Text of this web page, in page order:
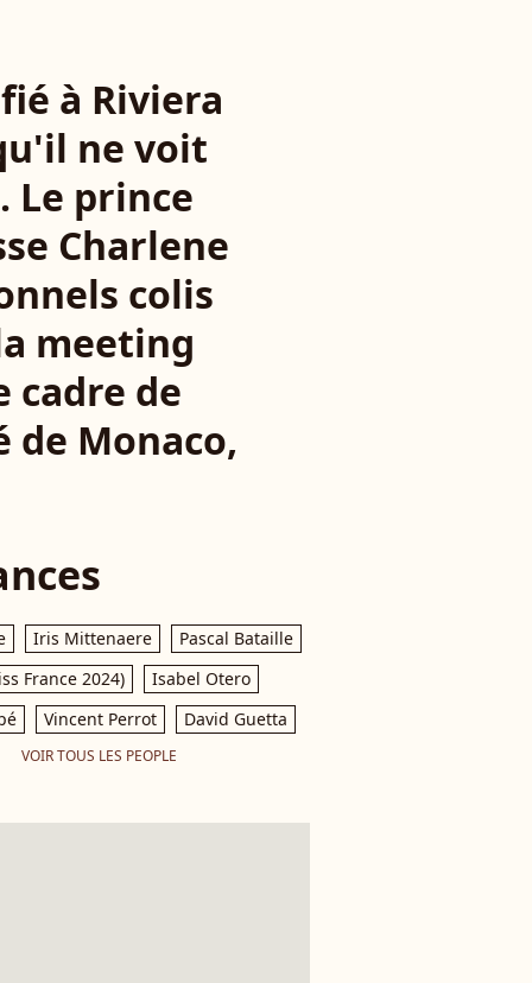
à Riviera
ne voit
Le prince
Charlene
colis
meeting
cadre de
Monaco,
Iris Mittenaere
Pascal Bataille
France 2024)
Isabel Otero
Vincent Perrot David Guetta
VOIR TOUS LES PEOPLE